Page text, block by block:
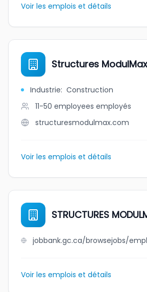
Voir les emplois et détails
Structures ModulMax
Industrie: Construction
11-50 employees employés
structuresmodulmax.com
Voir les emplois et détails
STRUCTURES
Voir les emplois et détails